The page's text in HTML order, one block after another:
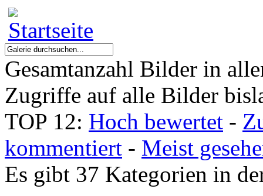
Gesamtanzahl Bilder in
Zugriffe auf alle Bilder
TOP 12: Hoch bewertet -
kommentiert - Meist
Es gibt 37 Kategorien in